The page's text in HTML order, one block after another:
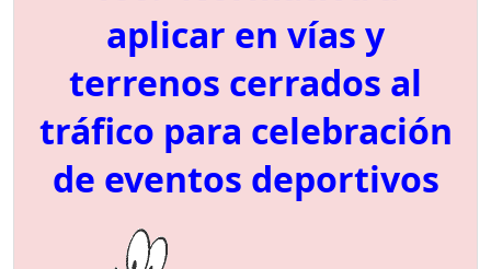
aplicar en vías y
terrenos cerrados al
tráfico para celebración
de eventos deportivos